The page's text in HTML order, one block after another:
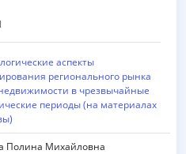
аспекты
регионального рынка
в чрезвычайные
периоды (на материалах
Полина Михайловна